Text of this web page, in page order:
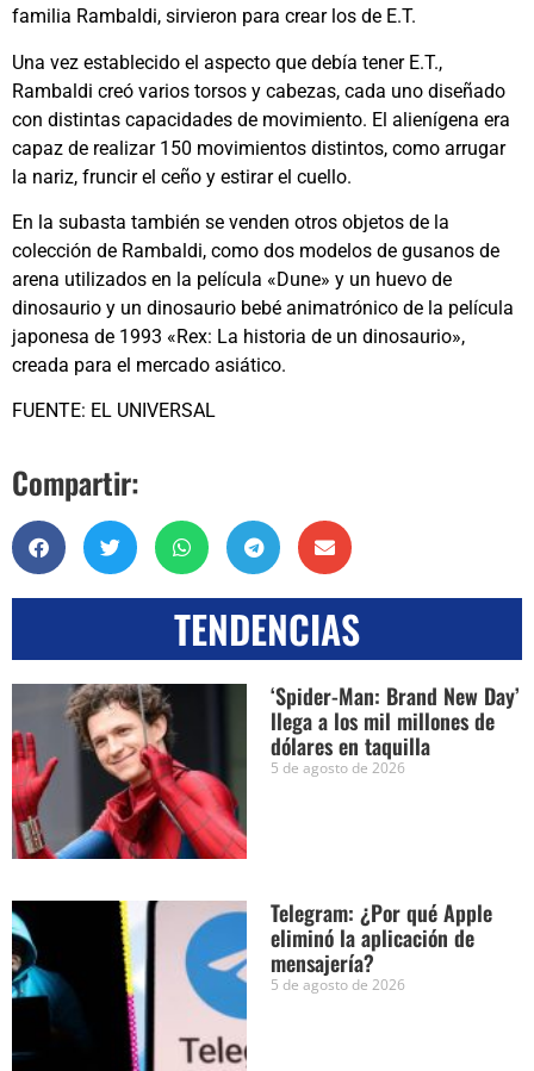
familia Rambaldi, sirvieron para crear los de E.T.
Una vez establecido el aspecto que debía tener E.T.,
Rambaldi creó varios torsos y cabezas, cada uno diseñado
con distintas capacidades de movimiento. El alienígena era
capaz de realizar 150 movimientos distintos, como arrugar
la nariz, fruncir el ceño y estirar el cuello.
En la subasta también se venden otros objetos de la
colección de Rambaldi, como dos modelos de gusanos de
arena utilizados en la película «Dune» y un huevo de
dinosaurio y un dinosaurio bebé animatrónico de la película
japonesa de 1993 «Rex: La historia de un dinosaurio»,
creada para el mercado asiático.
FUENTE: EL UNIVERSAL
Compartir:
TENDENCIAS
‘Spider-Man: Brand New Day’
llega a los mil millones de
dólares en taquilla
5 de agosto de 2026
Telegram: ¿Por qué Apple
eliminó la aplicación de
mensajería?
5 de agosto de 2026